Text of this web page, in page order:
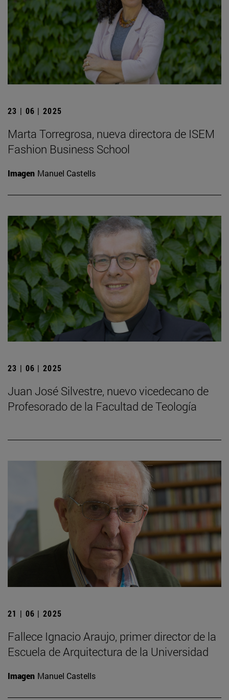
23 | 06 | 2025
Marta Torregrosa, nueva directora de ISEM
Fashion Business School
Imagen Manuel Castells
23 | 06 | 2025
Juan José Silvestre, nuevo vicedecano de
Profesorado de la Facultad de Teología
21 | 06 | 2025
Fallece Ignacio Araujo, primer director de la
Escuela de Arquitectura de la Universidad
Imagen Manuel Castells